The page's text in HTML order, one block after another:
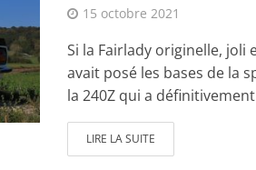
15 octobre 2021
Si la Fairlady originelle,
avait posé les bases de la
la 240Z qui a
LIRE LA SUITE